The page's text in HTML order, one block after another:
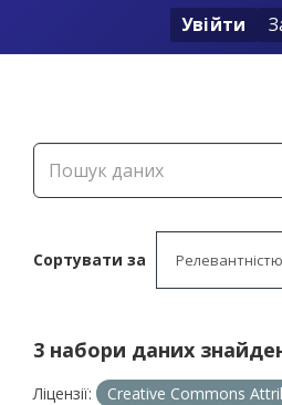
Увійти
Сортувати за
3 набори даних
Ліцензії: Creative Commons